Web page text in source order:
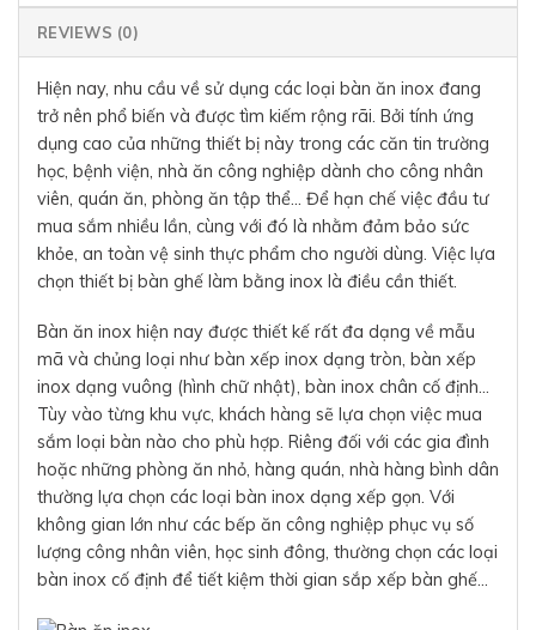
REVIEWS (0)
Hiện nay, nhu cầu về sử dụng các loại bàn ăn inox đang
trở nên phổ biến và được tìm kiếm rộng rãi. Bởi tính ứng
dụng cao của những thiết bị này trong các căn tin trường
học, bệnh viện, nhà ăn công nghiệp dành cho công nhân
viên, quán ăn, phòng ăn tập thể… Để hạn chế việc đầu tư
mua sắm nhiều lần, cùng với đó là nhằm đảm bảo sức
khỏe, an toàn vệ sinh thực phẩm cho người dùng. Việc lựa
chọn thiết bị bàn ghế làm bằng inox là điều cần thiết.
Bàn ăn inox hiện nay được thiết kế rất đa dạng về mẫu
mã và chủng loại như bàn xếp inox dạng tròn, bàn xếp
inox dạng vuông (hình chữ nhật), bàn inox chân cố định…
Tùy vào từng khu vực, khách hàng sẽ lựa chọn việc mua
sắm loại bàn nào cho phù hợp. Riêng đối với các gia đình
hoặc những phòng ăn nhỏ, hàng quán, nhà hàng bình dân
thường lựa chọn các loại bàn inox dạng xếp gọn. Với
không gian lớn như các bếp ăn công nghiệp phục vụ số
lượng công nhân viên, học sinh đông, thường chọn các loại
bàn inox cố định để tiết kiệm thời gian sắp xếp bàn ghế…